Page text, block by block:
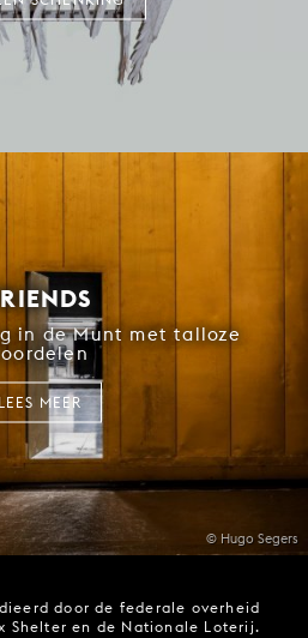
© Hugo Segers
in de Munt met talloze
LEES MEER
door de federale overheid
Shelter en de Nationale Loterij.